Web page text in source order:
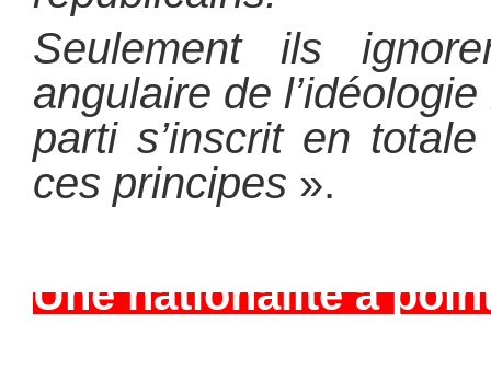
Seulement ils
angulaire de
parti s’inscrit en
ces principes ».
Une nationalité à